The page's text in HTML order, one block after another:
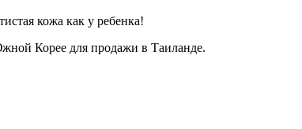
кожа как у ребенка!
Корее для продажи в Таиланде.